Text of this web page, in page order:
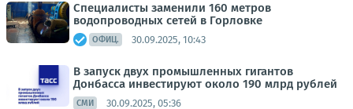
Специалисты заменили 160 метров
водопроводных сетей в Горловке
ОФИЦ. 30.09.2025, 10:43
В запуск двух промышленных гигантов
Донбасса инвестируют около 190 млрд рублей
СМИ 30.09.2025, 05:36